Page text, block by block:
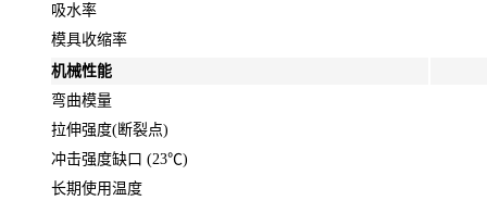
吸水率
模具收缩率
机械性能
弯曲模量
拉伸强度(断裂点)
冲击强度缺口 (23℃)
长期使用温度